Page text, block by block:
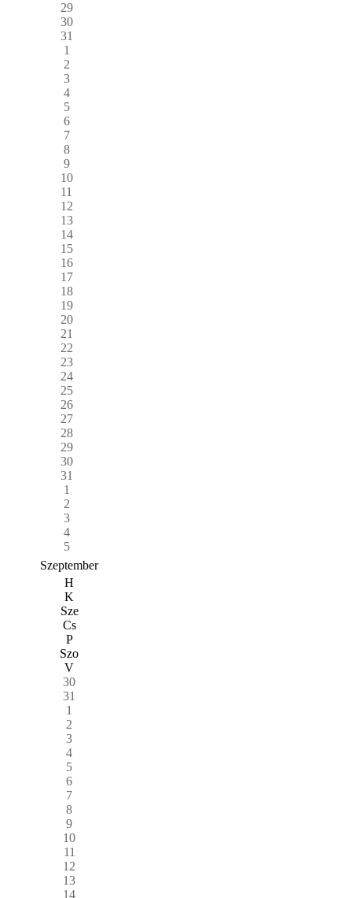
29
30
31
1
2
3
4
5
6
7
8
9
10
11
12
13
14
15
16
17
18
19
20
21
22
23
24
25
26
27
28
29
30
31
1
2
3
4
5
Szeptember
H
K
Sze
Cs
P
Szo
V
30
31
1
2
3
4
5
6
7
8
9
10
11
12
13
14